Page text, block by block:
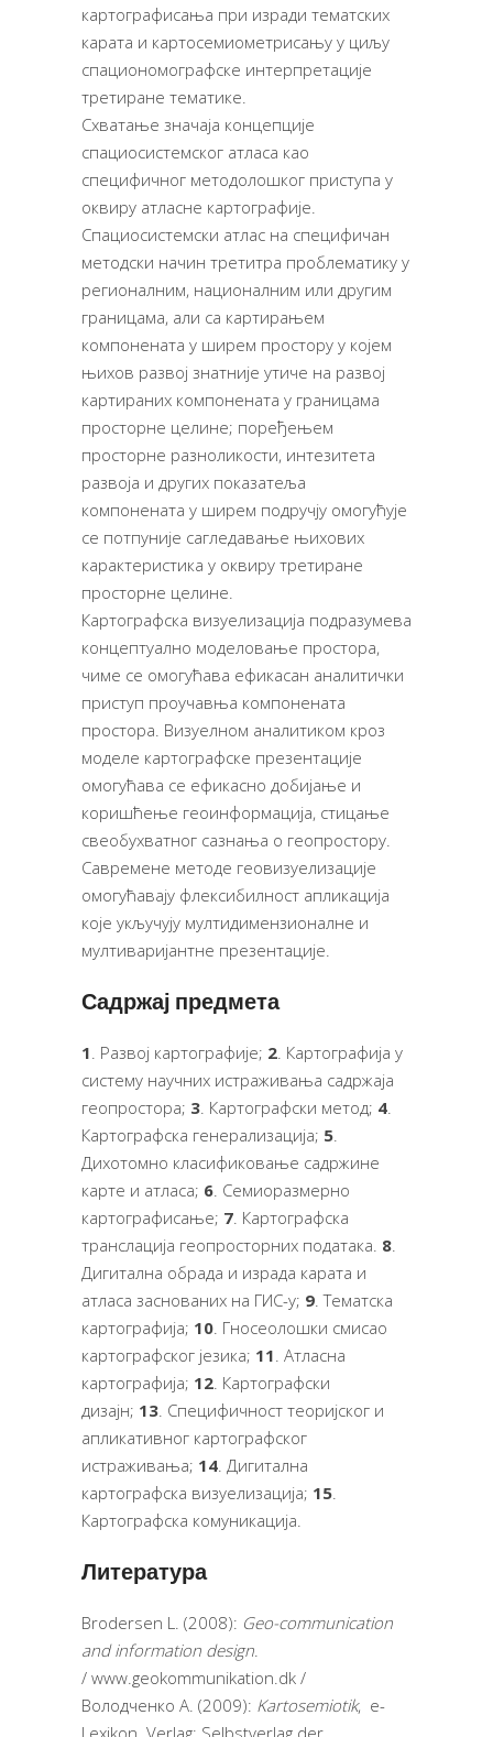
картографисања при изради тематских
карата и картосемиометрисању у циљу
спациономографске интерпретације
третиране тематике.
Схватање значаја концепције
спациосистемског атласа као
специфичног методолошког приступа у
оквиру атласне картографије.
Спациосистемски атлас на специфичан
методски начин третитра проблематику у
регионалним, националним или другим
границама, али са картирањем
компонената у ширем простору у којем
њихов развој знатније утиче на развој
картираних компонената у границама
просторне целине; поређењем
просторне разноликости, интезитета
развоја и других показатеља
компонената у ширем подручју омогућује
се потпуније сагледавање њихових
карактеристика у оквиру третиране
просторне целине.
Картографска визуелизација подразумева
концептуално моделовање простора,
чиме се омогућава ефикасан аналитички
приступ проучавња компонената
простора. Визуелном аналитиком кроз
моделе картографске презентације
омогућава се ефикасно добијање и
коришћење геоинформација, стицање
свеобухватног сазнања о геопростору.
Савремене методе геовизуелизације
омогућавају флексибилност апликација
које укључују мултидимензионалне и
мултиваријантне презентације.
Садржај предмета
1. Развој картографије; 2. Картографија у
систему научних истраживања садржаја
геопростора; 3. Картографски метод; 4.
Картографска генерализација; 5.
Дихотомно класификовање садржине
карте и атласа; 6. Семиоразмерно
картографисање; 7. Картографска
транслација геопросторних података. 8.
Дигитална обрада и израда карата и
атласа заснованих на ГИС-у; 9. Тематска
картографија; 10. Гносеолошки смисао
картографског језика; 11. Атласна
картографија; 12. Картографски
дизајн; 13. Специфичност теоријског и
апликативног картографског
истраживања; 14. Дигитална
картографска визуелизација; 15.
Картографска комуникација.
Литература
Brodersen L. (2008): Geo-communication
and information design.
/ www.geokommunikation.dk /
Володченко A. (2009): Kartosemiotik, e-